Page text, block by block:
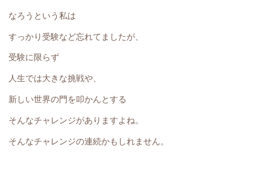
なろうという私は
すっかり受験など忘れてましたが、
受験に限らず
人生では大きな挑戦や、
新しい世界の門を叩かんとする
そんなチャレンジがありますよね。
そんなチャレンジの連続かもしれません。